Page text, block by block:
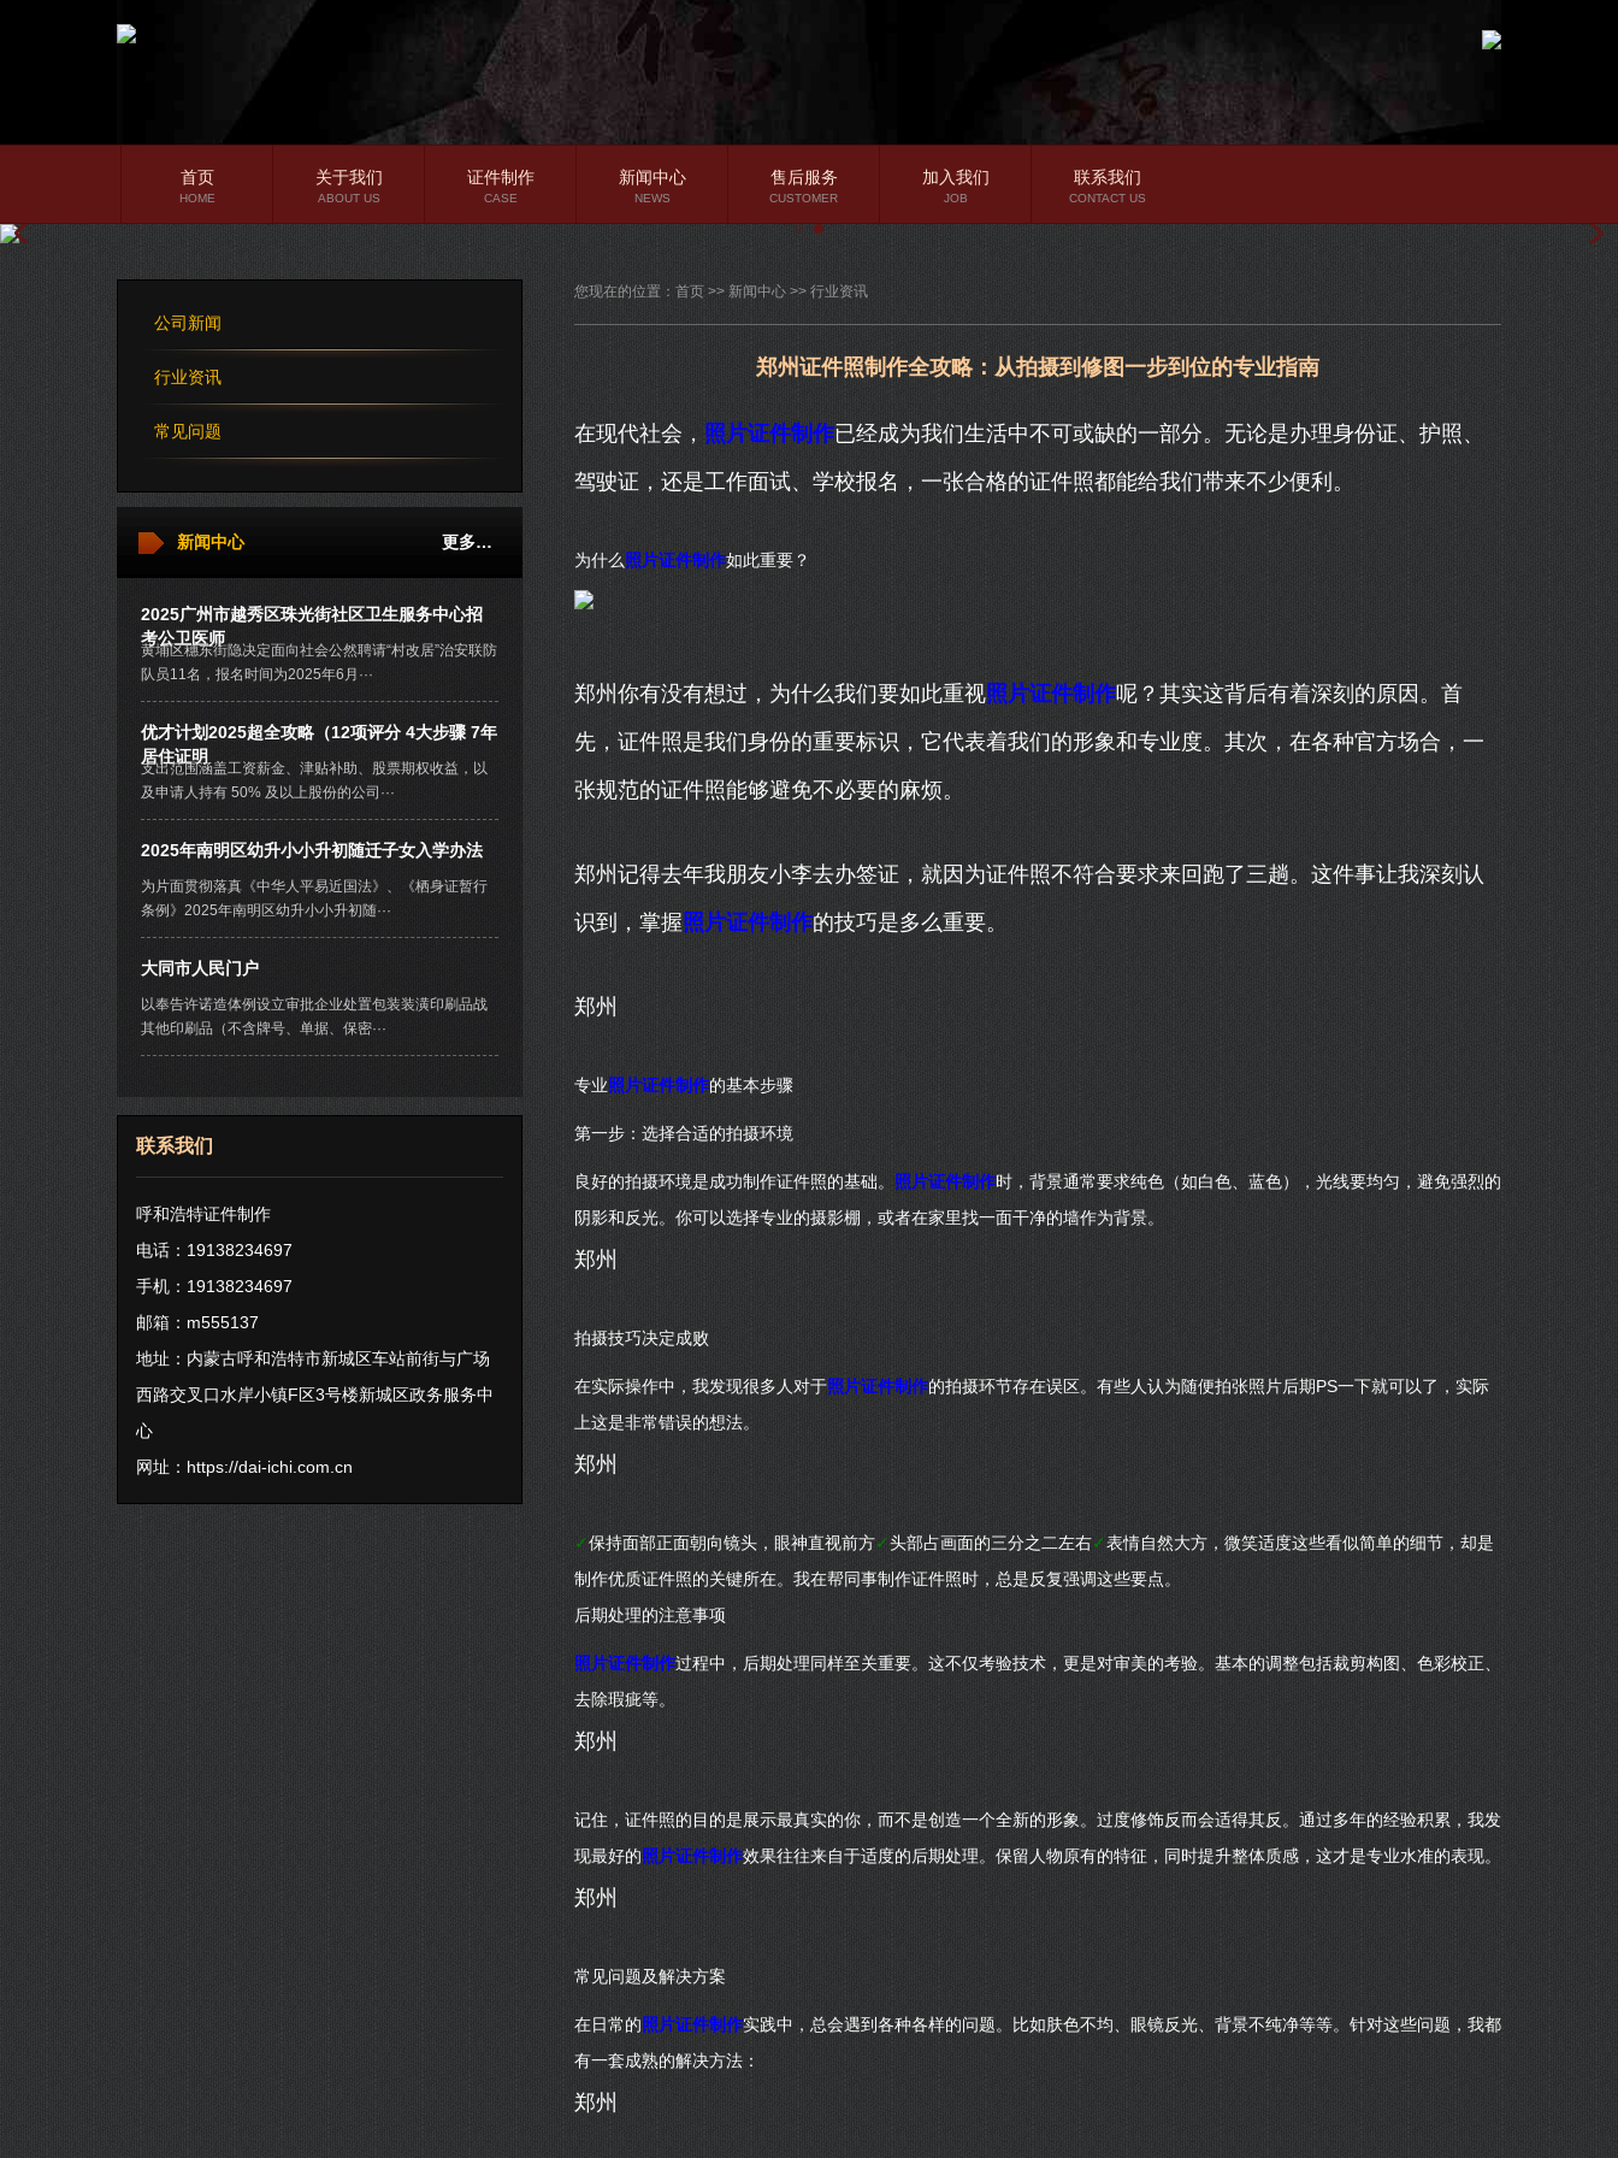
行业资讯
常见问题
首页
HOME
关于我们
ABOUT US
证件制作
CASE
新闻中心
NEWS
售后服务
CUSTOMER
加入我们
JOB
联系我们
CONTACT US
公司新闻
行业资讯
常见问题
更多…
新闻中心
2025广州市越秀区珠光街社区卫生服务中心招
考公卫医师
黄埔区穗东街隐决定面向社会公然聘请“村改居”治安联防
队员11名，报名时间为2025年6月···
优才计划2025超全攻略（12项评分 4大步骤 7年
居住证明
支出范围涵盖工资薪金、津贴补助、股票期权收益，以
及申请人持有 50% 及以上股份的公司···
2025年南明区幼升小小升初随迁子女入学办法
为片面贯彻落真《中华人平易近国法》、《栖身证暂行
条例》2025年南明区幼升小小升初随···
大同市人民门户
以奉告许诺造体例设立审批企业处置包装装潢印刷品战
其他印刷品（不含牌号、单据、保密···
联系我们
呼和浩特证件制作
电话：19138234697
手机：19138234697
邮箱：m555137
地址：内蒙古呼和浩特市新城区车站前街与广场
西路交叉口水岸小镇F区3号楼新城区政务服务中
心
网址： https://dai-ichi.com.cn
您现在的位置： 首页 >> 新闻中心 >> 行业资讯
郑州证件照制作全攻略：从拍摄到修图一步到位的专业指南
在现代社会， 照片证件制作已经成为我们生活中不可或缺的一部分。无论是办理身份证、护照、
驾驶证，还是工作面试、学校报名，一张合格的证件照都能给我们带来不少便利。
为什么照片证件制作如此重要？
郑州你有没有想过，为什么我们要如此重视照片证件制作呢？其实这背后有着深刻的原因。首
先，证件照是我们身份的重要标识，它代表着我们的形象和专业度。其次，在各种官方场合，一
张规范的证件照能够避免不必要的麻烦。
郑州记得去年我朋友小李去办签证，就因为证件照不符合要求来回跑了三趟。这件事让我深刻认
识到，掌握照片证件制作的技巧是多么重要。
郑州
专业照片证件制作的基本步骤
第一步：选择合适的拍摄环境
良好的拍摄环境是成功制作证件照的基础。 照片证件制作时，背景通常要求纯色（如白色、蓝色），光线要均匀，避免强烈的
阴影和反光。你可以选择专业的摄影棚，或者在家里找一面干净的墙作为背景。
郑州
拍摄技巧决定成败
在实际操作中，我发现很多人对于照片证件制作的拍摄环节存在误区。有些人认为随便拍张照片后期PS一下就可以了，实际
上这是非常错误的想法。
郑州
✓保持面部正面朝向镜头，眼神直视前方✓头部占画面的三分之二左右✓表情自然大方，微笑适度这些看似简单的细节，却是
制作优质证件照的关键所在。我在帮同事制作证件照时，总是反复强调这些要点。
后期处理的注意事项
照片证件制作过程中，后期处理同样至关重要。这不仅考验技术，更是对审美的考验。基本的调整包括裁剪构图、色彩校正、
去除瑕疵等。
郑州
记住，证件照的目的是展示最真实的你，而不是创造一个全新的形象。过度修饰反而会适得其反。通过多年的经验积累，我发
现最好的照片证件制作效果往往来自于适度的后期处理。保留人物原有的特征，同时提升整体质感，这才是专业水准的表现。
郑州
常见问题及解决方案
在日常的照片证件制作实践中，总会遇到各种各样的问题。比如肤色不均、眼镜反光、背景不纯净等等。针对这些问题，我都
有一套成熟的解决方法：
郑州